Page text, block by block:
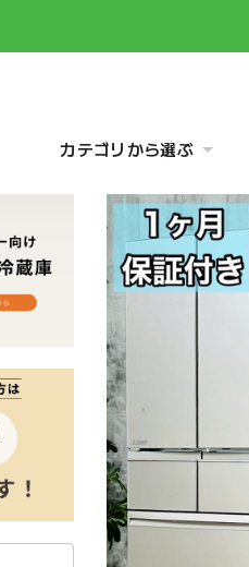
カテゴリから選ぶ